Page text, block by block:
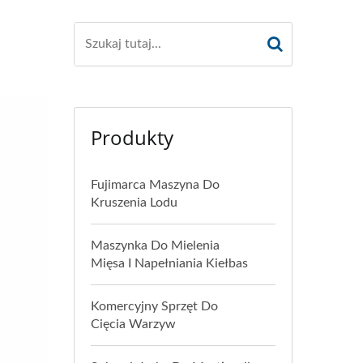
Produkty
Fujimarca Maszyna Do
Kruszenia Lodu
Maszynka Do Mielenia
Mięsa I Napełniania Kiełbas
Komercyjny Sprzęt Do
Cięcia Warzyw